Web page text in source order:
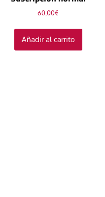
60,00€
Añadir al carrito